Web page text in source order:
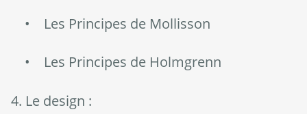
• Les Principes de Mollisson
• Les Principes de Holmgrenn
4. Le design :